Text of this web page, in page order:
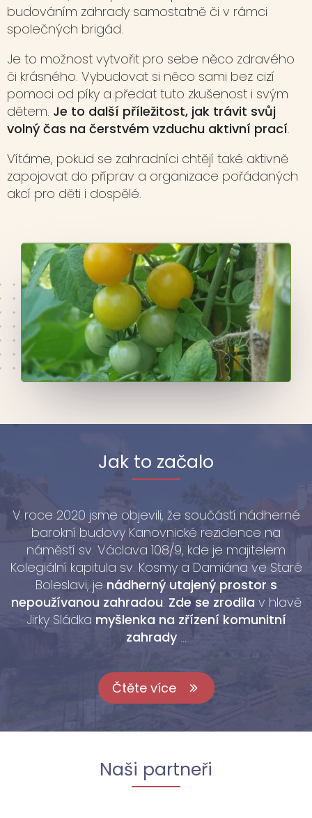
budováním zahrady samostatně či v rámci
společných brigád.
Je to možnost vytvořit pro sebe něco zdravého
či krásného. Vybudovat si něco sami bez cizí
pomoci od píky a předat tuto zkušenost i svým
dětem. Je to další příležitost, jak trávit svůj
volný čas na čerstvém vzduchu aktivní prací.
Vítáme, pokud se zahradníci chtějí také aktivně
zapojovat do příprav a organizace pořádaných
akcí pro děti i dospělé.
Jak to začalo
V roce 2020 jsme objevili, že součástí nádherné
barokní budovy Kanovnické rezidence na
náměstí sv. Václava 108/9, kde je majitelem
Kolegiální kapitula sv. Kosmy a Damiána ve Staré
Boleslavi, je nádherný utajený prostor s
nepoužívanou zahradou. Zde se zrodilav hlavě
Jirky Sládka myšlenka na zřízení komunitní
zahrady...
Čtěte více
Naši partneři